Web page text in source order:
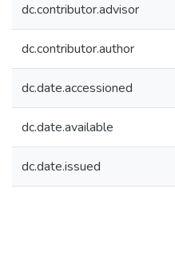
dc.contributor.advisor
dc.contributor.author
dc.date.accessioned
dc.date.available
dc.date.issued